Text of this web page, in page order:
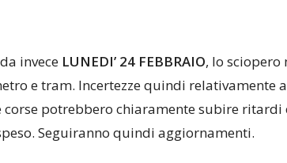
invece LUNEDI’ 24 FEBBRAIO, lo sciopero
e tram. Incertezze quindi relativamente
corse potrebbero chiaramente subire ritardi
Seguiranno quindi aggiornamenti.